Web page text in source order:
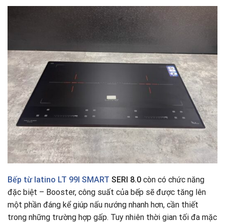
Bếp từ latino LT 99I SMART SERI 8.0 còn có chức năng
đặc biệt – Booster, công suất của bếp sẽ được tăng lên
một phần đáng kể giúp nấu nướng nhanh hơn, cần thiết
trong những trường hợp gấp. Tuy nhiên thời gian tối đa mặc